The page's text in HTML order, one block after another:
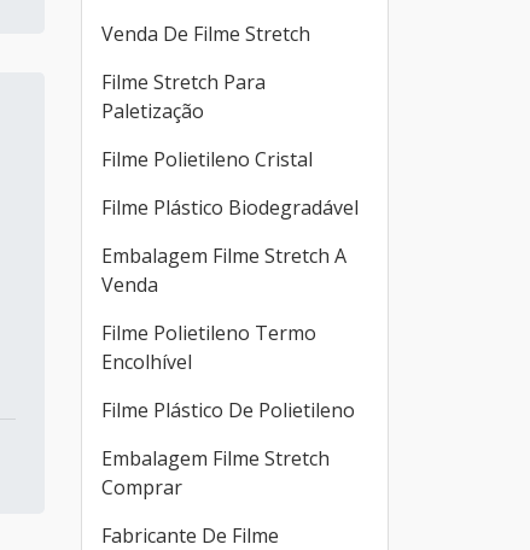
Venda De Filme Stretch
Filme Stretch Para
Paletização
Filme Polietileno Cristal
Filme Plástico Biodegradável
Embalagem Filme Stretch A
Venda
Filme Polietileno Termo
Encolhível
Filme Plástico De Polietileno
Embalagem Filme Stretch
Comprar
Fabricante De Filme